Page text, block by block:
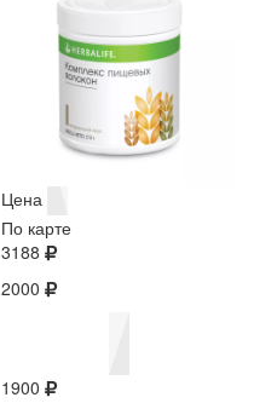
Цена
По карте
3188
2000
1900